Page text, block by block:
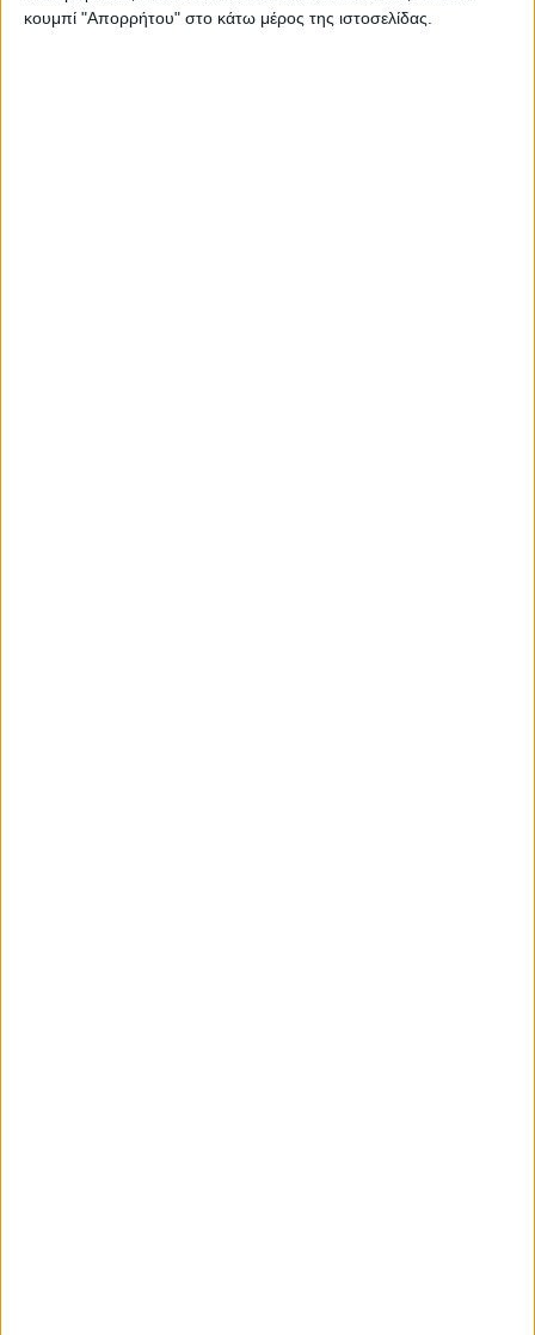
κουμπί "Απορρήτου" στο κάτω μέρος της ιστοσελίδας.
Ακολούθησε την εφημερίδα ΝΕΟΣ